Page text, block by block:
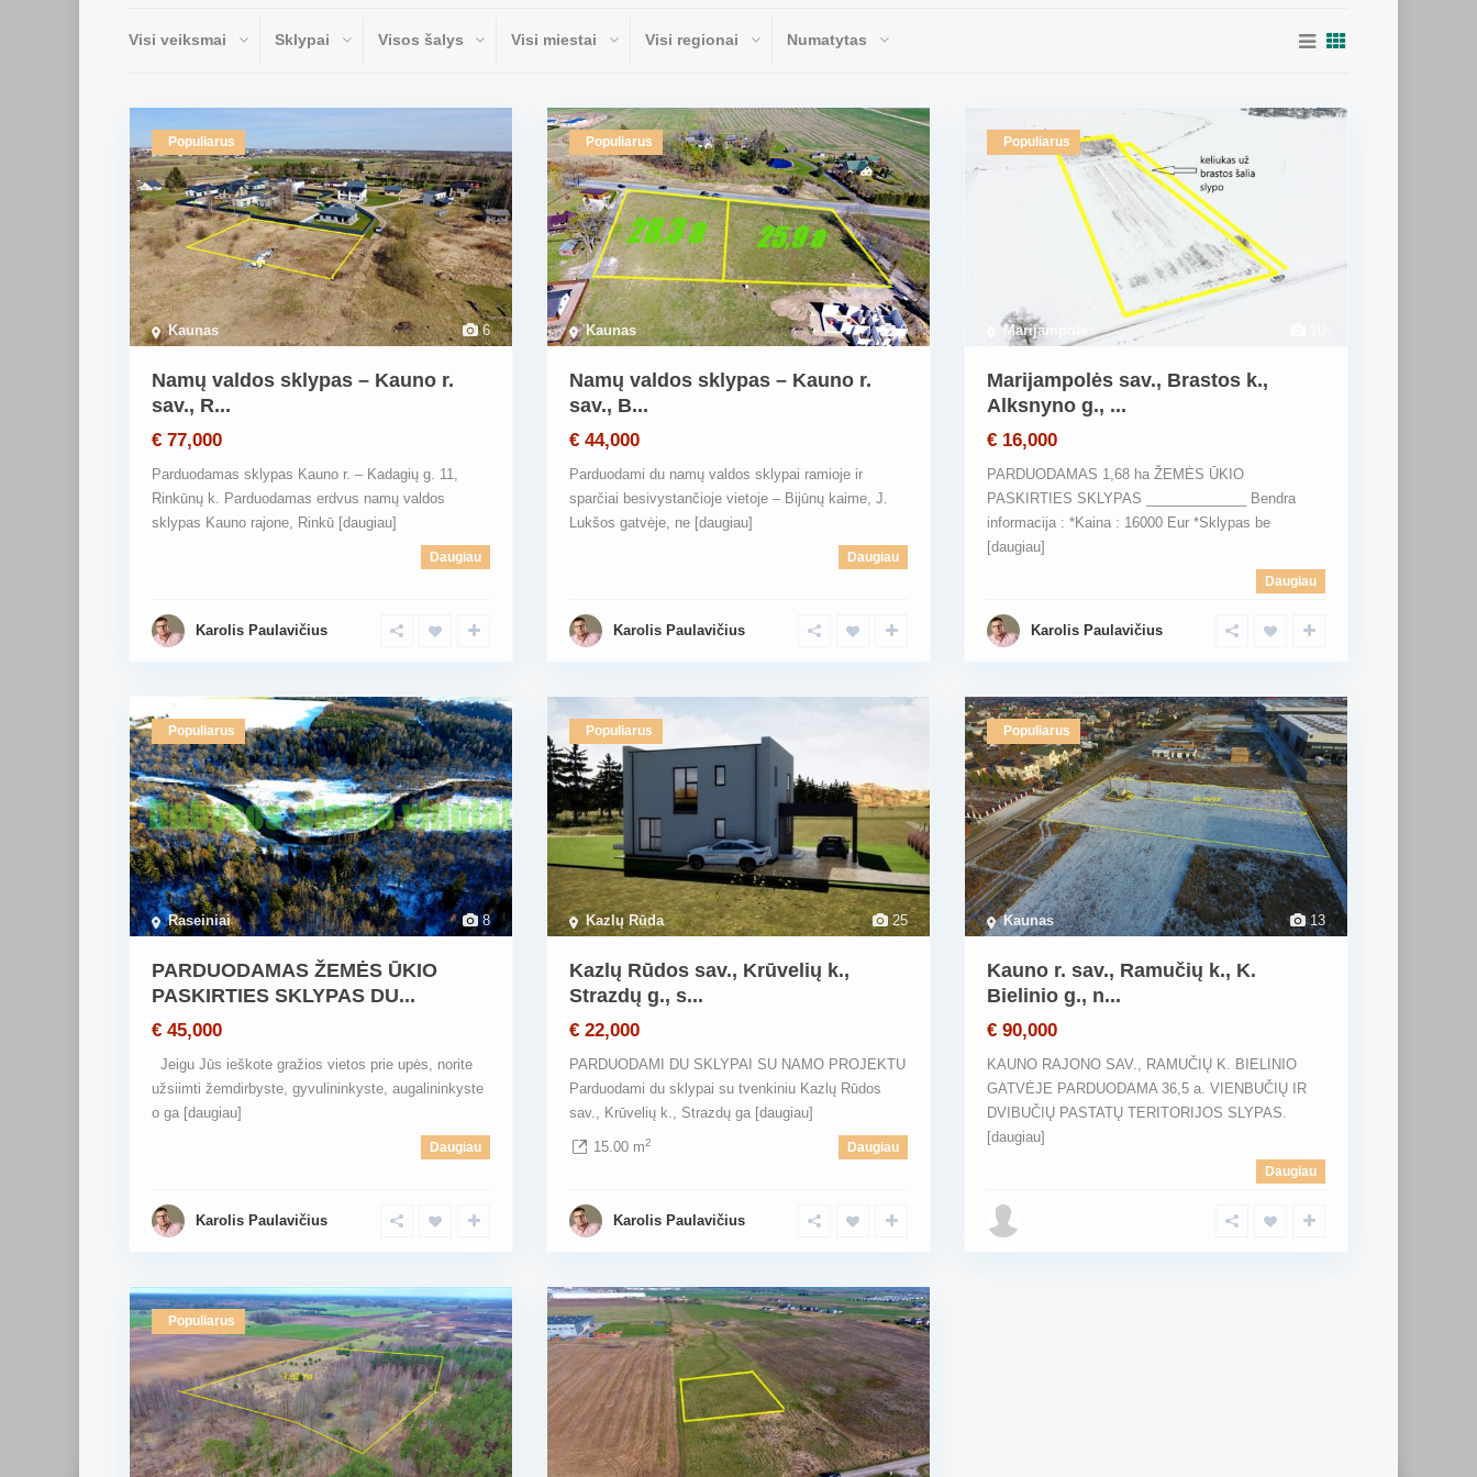
Visi veiksmai Sklypai Visos šalys Visi miestai Visi regionai Numatytas
6
Kaunas
Populiarus
Namų valdos sklypas – Kauno r.
sav., R...
€ 77,000
Parduodamas sklypas Kauno r. – Kadagių g. 11,
Rinkūnų k. Parduodamas erdvus namų valdos
sklypas Kauno rajone, Rinkū [daugiau]
Daugiau
Karolis Paulavičius
6
Kaunas
Populiarus
Namų valdos sklypas – Kauno r.
sav., B...
€ 44,000
Parduodami du namų valdos sklypai ramioje ir
sparčiai besivystančioje vietoje – Bijūnų kaime, J.
Lukšos gatvėje, ne [daugiau]
Daugiau
Karolis Paulavičius
Marijampolė
Populiarus
Marijampolės sav., Brastos k.,
Alksnyno g., ...
€ 16,000
PARDUODAMAS 1,68 ha ŽEMĖS ŪKIO
PASKIRTIES SKLYPAS _____________ Bendra
informacija : *Kaina : 16000 Eur *Sklypas be
[daugiau]
Daugiau
Karolis Paulavičius
8
Raseiniai
Populiarus
PARDUODAMAS ŽEMĖS ŪKIO
PASKIRTIES SKLYPAS DU...
€ 45,000
Jeigu Jūs ieškote gražios vietos prie upės, norite
užsiimti žemdirbyste, gyvulininkyste, augalininkyste
o ga [daugiau]
Daugiau
Karolis Paulavičius
25
Kazlų Rūda
Populiarus
Kazlų Rūdos sav., Krūvelių k.,
Strazdų g., s...
€ 22,000
PARDUODAMI DU SKLYPAI SU NAMO PROJEKTU
Parduodami du sklypai su tvenkiniu Kazlų Rūdos
sav., Krūvelių k., Strazdų ga [daugiau]
15.00 m2 Daugiau
Karolis Paulavičius
13
Kaunas
Populiarus
Kauno r. sav., Ramučių k., K.
Bielinio g., n...
€ 90,000
KAUNO RAJONO SAV., RAMUČIŲ K. BIELINIO
GATVĖJE PARDUODAMA 36,5 a. VIENBUČIŲ IR
DVIBUČIŲ PASTATŲ TERITORIJOS SLYPAS.
[daugiau]
Daugiau
Populiarus